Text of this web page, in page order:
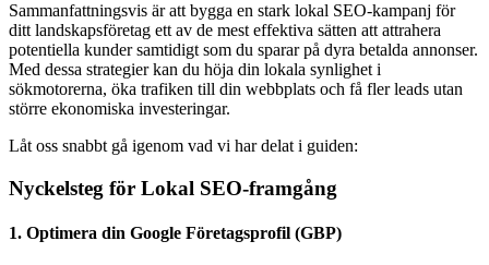
Sammanfattningsvis är att bygga en stark lokal SEO-kampanj för
ditt landskapsföretag ett av de mest effektiva sätten att attrahera
potentiella kunder samtidigt som du sparar på dyra betalda annonser.
Med dessa strategier kan du höja din lokala synlighet i
sökmotorerna, öka trafiken till din webbplats och få fler leads utan
större ekonomiska investeringar.
Låt oss snabbt gå igenom vad vi har delat i guiden:
Nyckelsteg för Lokal SEO-framgång
1. Optimera din Google Företagsprofil (GBP)